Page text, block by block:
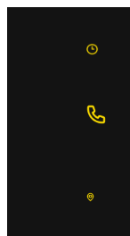
содержимому